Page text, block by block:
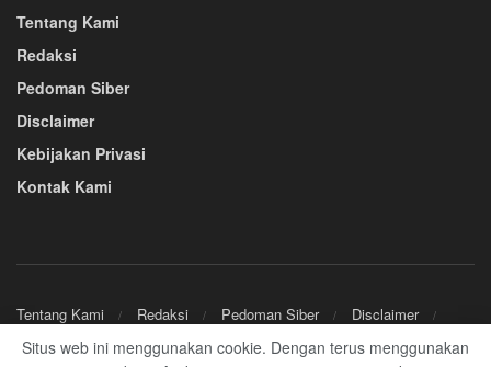
Tentang Kami
Redaksi
Pedoman Siber
Disclaimer
Kebijakan Privasi
Kontak Kami
Tentang Kami Redaksi Pedoman Siber
Disclaimer
Situs web ini menggunakan cookie. Dengan terus menggunakan